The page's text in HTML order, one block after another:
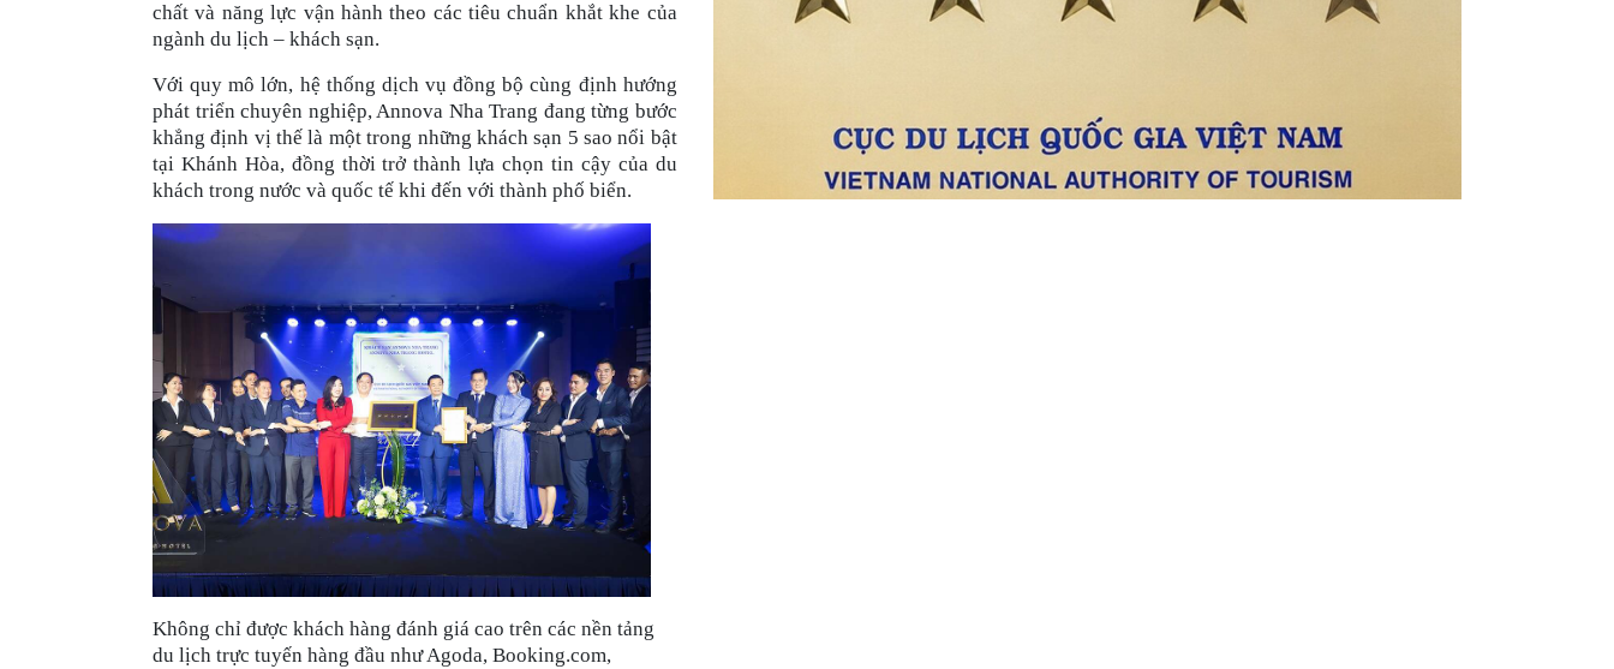
chất và năng lực vận hành theo các tiêu chuẩn khắt khe của
ngành du lịch – khách sạn.
Với quy mô lớn, hệ thống dịch vụ đồng bộ cùng định hướng
phát triển chuyên nghiệp, Annova Nha Trang đang từng bước
khẳng định vị thế là một trong những khách sạn 5 sao nổi bật
tại Khánh Hòa, đồng thời trở thành lựa chọn tin cậy của du
khách trong nước và quốc tế khi đến với thành phố biển.
Không chỉ được khách hàng đánh giá cao trên các nền tảng
du lịch trực tuyến hàng đầu như Agoda, Booking.com,